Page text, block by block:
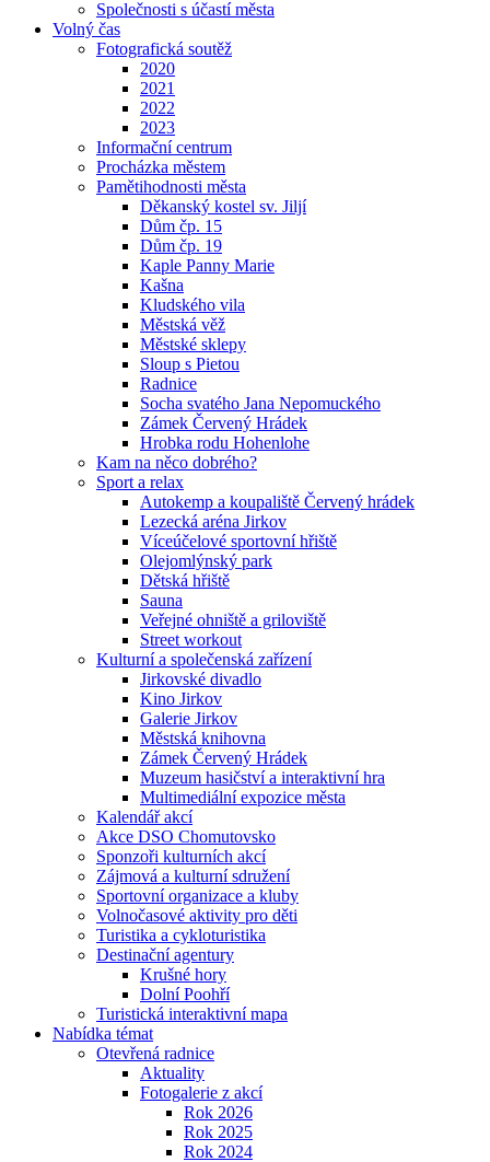
Společnosti s účastí města
Volný čas
Fotografická soutěž
2020
2021
2022
2023
Informační centrum
Procházka městem
Pamětihodnosti města
Děkanský kostel sv. Jiljí
Dům čp. 15
Dům čp. 19
Kaple Panny Marie
Kašna
Kludského vila
Městská věž
Městské sklepy
Sloup s Pietou
Radnice
Socha svatého Jana Nepomuckého
Zámek Červený Hrádek
Hrobka rodu Hohenlohe
Kam na něco dobrého?
Sport a relax
Autokemp a koupaliště Červený hrádek
Lezecká aréna Jirkov
Víceúčelové sportovní hřiště
Olejomlýnský park
Dětská hřiště
Sauna
Veřejné ohniště a griloviště
Street workout
Kulturní a společenská zařízení
Jirkovské divadlo
Kino Jirkov
Galerie Jirkov
Městská knihovna
Zámek Červený Hrádek
Muzeum hasičství a interaktivní hra
Multimediální expozice města
Kalendář akcí
Akce DSO Chomutovsko
Sponzoři kulturních akcí
Zájmová a kulturní sdružení
Sportovní organizace a kluby
Volnočasové aktivity pro děti
Turistika a cykloturistika
Destinační agentury
Krušné hory
Dolní Poohří
Turistická interaktivní mapa
Nabídka témat
Otevřená radnice
Aktuality
Fotogalerie z akcí
Rok 2026
Rok 2025
Rok 2024